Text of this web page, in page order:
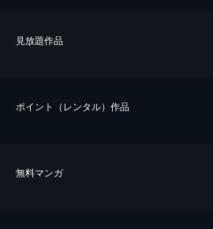
⾒放題作品
ポイント（レンタル）作品
無料マンガ